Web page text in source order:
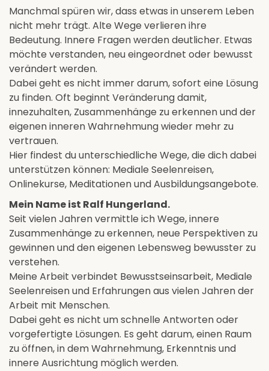
Manchmal spüren wir, dass etwas in unserem Leben
nicht mehr trägt. Alte Wege verlieren ihre
Bedeutung. Innere Fragen werden deutlicher. Etwas
möchte verstanden, neu eingeordnet oder bewusst
verändert werden.
Dabei geht es nicht immer darum, sofort eine Lösung
zu finden. Oft beginnt Veränderung damit,
innezuhalten, Zusammenhänge zu erkennen und der
eigenen inneren Wahrnehmung wieder mehr zu
vertrauen.
Hier findest du unterschiedliche Wege, die dich dabei
unterstützen können: Mediale Seelenreisen,
Onlinekurse, Meditationen und Ausbildungsangebote.
Mein Name ist Ralf Hungerland.
Seit vielen Jahren vermittle ich Wege, innere
Zusammenhänge zu erkennen, neue Perspektiven zu
gewinnen und den eigenen Lebensweg bewusster zu
verstehen.
Meine Arbeit verbindet Bewusstseinsarbeit, Mediale
Seelenreisen und Erfahrungen aus vielen Jahren der
Arbeit mit Menschen.
Dabei geht es nicht um schnelle Antworten oder
vorgefertigte Lösungen. Es geht darum, einen Raum
zu öffnen, in dem Wahrnehmung, Erkenntnis und
innere Ausrichtung möglich werden.